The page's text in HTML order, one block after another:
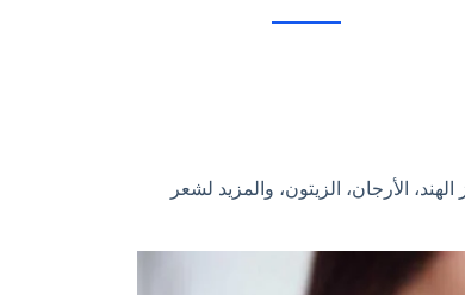
الأرجان، الزيتون، والمزيد لشعر